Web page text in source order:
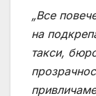
„Все
на
такси,